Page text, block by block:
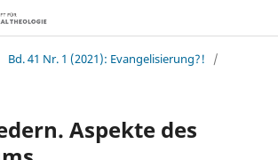
Bd. 41 Nr. 1 (2021): Evangelisierung?!
/
Aspekte des